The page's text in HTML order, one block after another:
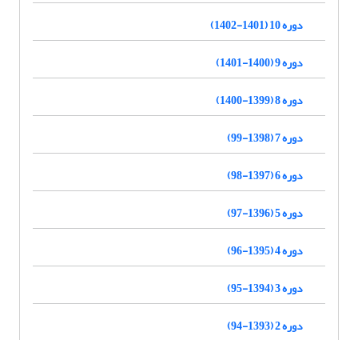
دوره 10 (1401-1402)
دوره 9 (1400-1401)
دوره 8 (1399-1400)
دوره 7 (1398-99)
دوره 6 (1397-98)
دوره 5 (1396-97)
دوره 4 (1395-96)
دوره 3 (1394-95)
دوره 2 (1393-94)